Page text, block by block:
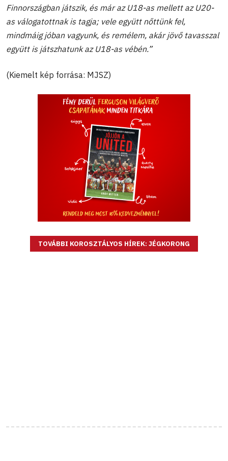
Finnországban játszik, és már az U18-as mellett az U20-
as válogatottnak is tagja; vele együtt nőttünk fel,
mindmáig jóban vagyunk, és remélem, akár jövő tavasszal
együtt is játszhatunk az U18-as vébén.”
(Kiemelt kép forrása: MJSZ)
TOVÁBBI KOROSZTÁLYOS HÍREK: JÉGKORONG